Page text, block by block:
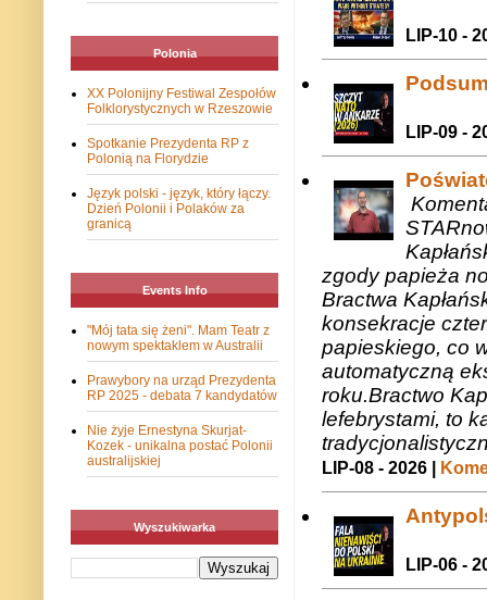
LIP-10 -
LIP-09 -
zgody papieża
Bractwa
konsekracje
papieskiego, co
automatyczną
roku.Bractwo
lefebrystami, to
LIP-08 - 2026 |
LIP-06 -
Polonia
XX Polonijny Festiwal Zespołów
Folklorystycznych w Rzeszowie
Spotkanie Prezydenta RP z
Polonią na Florydzie
Język polski - język, który łączy.
Dzień Polonii i Polaków za
granicą
Events Info
"Mój tata się żeni". Mam Teatr z
nowym spektaklem w Australii
Prawybory na urząd Prezydenta
RP 2025 - debata 7 kandydatów
Nie żyje Ernestyna Skurjat-
Kozek - unikalna postać Polonii
australijskiej
Wyszukiwarka